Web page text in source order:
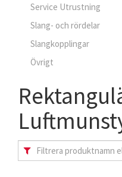
Service Utrustning
Slang- och rördelar
Slangkopplingar
Övrigt